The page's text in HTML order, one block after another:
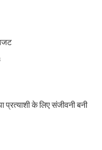
प्रत्याशी के लिए संजीवनी बनी